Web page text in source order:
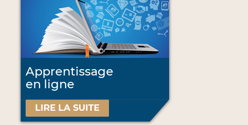
Apprentissage
en ligne
LIRE LA SUITE